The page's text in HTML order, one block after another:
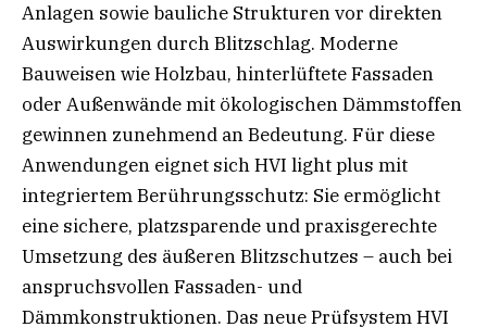
Anlagen sowie bauliche Strukturen vor direkten
Auswirkungen durch Blitzschlag. Moderne
Bauweisen wie Holzbau, hinterlüftete Fassaden
oder Außenwände mit ökologischen Dämmstoffen
gewinnen zunehmend an Bedeutung. Für diese
Anwendungen eignet sich HVI light plus mit
integriertem Berührungsschutz: Sie ermöglicht
eine sichere, platzsparende und praxisgerechte
Umsetzung des äußeren Blitzschutzes – auch bei
anspruchsvollen Fassaden- und
Dämmkonstruktionen. Das neue Prüfsystem HVI